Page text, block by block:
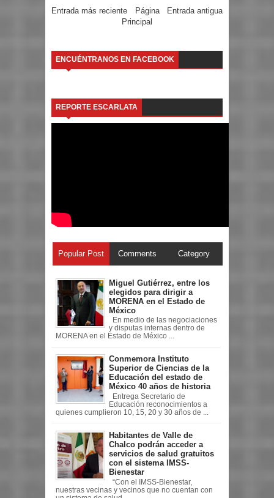
Entrada más reciente Entrada antigua
Página
Principal
ENCUÉNTRANOS EN FACEBOOK
REPORTE ESCARLATA
Popular Post Comments Category
Miguel Gutiérrez, entre los
elegidos para dirigir a
MORENA en el Estado de
México
En medio de las negociaciones
y disputas internas dentro de
MORENA en el Estado de México ...
Conmemora Instituto
Superior de Ciencias de la
Educación del estado de
México 40 años de historia
Entrega Secretario de
Educación reconocimientos a
quienes cumplieron 10, 15, 20 y 30 años de ...
Habitantes de Valle de
Chalco podrán acceder a
servicios de salud gratuitos
con el sistema IMSS-
Bienestar
“Con el IMSS-Bienestar,
nuestras vecinas y vecinos que no cuentan con